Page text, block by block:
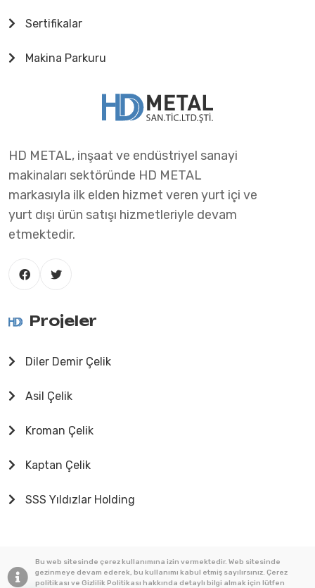
Bu web sitesinde çerez kullanımına izin vermektedir. Web sitesinde
gezinmeye devam ederek, bu kullanımı kabul etmiş sayılırsınız. Çerez
politikası ve Gizlilik Politikası hakkında detaylı bilgi almak için lütfen
Sertifikalar
Makina Parkuru
HD METAL, inşaat ve endüstriyel sanayi
makinaları sektöründe HD METAL
markasıyla ilk elden hizmet veren yurt içi ve
yurt dışı ürün satışı hizmetleriyle devam
etmektedir.
Projeler
Diler Demir Çelik
Asil Çelik
Kroman Çelik
Kaptan Çelik
SSS Yıldızlar Holding